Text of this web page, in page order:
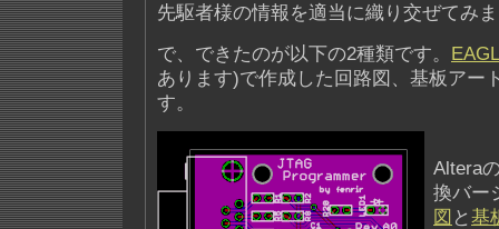
先駆者様の情報を適当に織り交ぜてみ
で、できたのが以下の2種類です。
あります)で作成した回路図、基板アー
す。
Altera
換バー
図 と 基